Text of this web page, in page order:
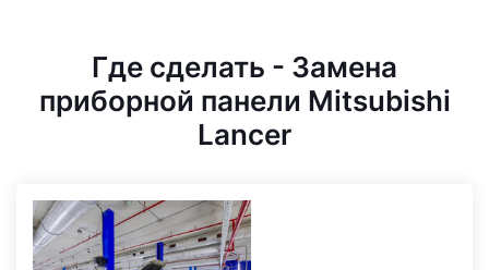
Где сделать - Замена
приборной панели Mitsubishi
Lancer